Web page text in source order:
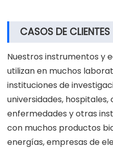
madera contrachapada
Prepararemos el
el tamaño de la
puede elegir la forma de
CASOS DE CLIENTES
Nuestros instrumentos y